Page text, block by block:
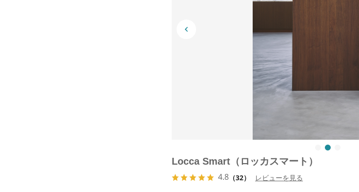
Locca Smart（ロッカスマート）
4.8 （32） レビューを見る